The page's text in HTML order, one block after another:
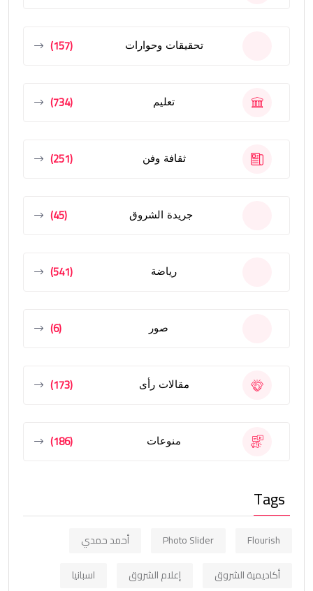
تحقيقات وحوارات (157)
تعليم (734)
ثقافة وفن (251)
جريدة الشروق (45)
رياضة (541)
صور (6)
مقالات رأى (173)
منوعات (186)
Tags
Flourish
Photo Slider
أحمد حمدي
أكاديمية الشروق
إعلام الشروق
اسبانيا